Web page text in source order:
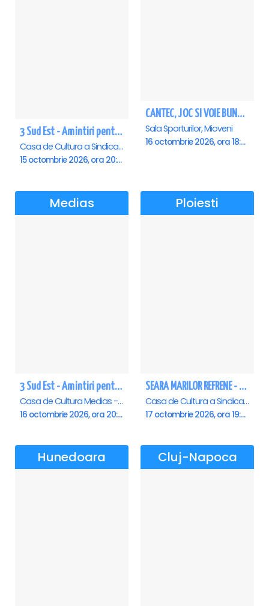
3 Sud Est - Amintiri pentru o viata - Campulung Muscel
Casa de Cultura a Sindicatelor Campulung Muscel, Campulung-Muscel
15 octombrie 2026, ora 20:00
CANTEC, JOC SI VOIE BUNA! - VIORICA DE LA CLEJANI, Ionita si Taraful Clejanilor - MIOVENI
Sala Sporturilor, Mioveni
16 octombrie 2026, ora 18:00
Medias
3 Sud Est - Amintiri pentru o viata - Medias
Casa de Cultura Medias - Sala Traube, Medias
16 octombrie 2026, ora 20:00
Ploiesti
SEARA MARILOR REFRENE - Ploiesti
Casa de Cultura a Sindicatelor , Ploiesti
17 octombrie 2026, ora 19:00
Hunedoara Cluj-Napoca